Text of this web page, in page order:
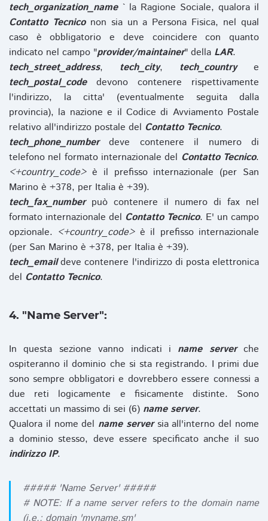
tech_organization_name` la Ragione Sociale, qualora il
Contatto Tecniconon sia un a Persona Fisica, nel qual
caso è obbligatorio e deve coincidere con quanto
indicato nel campo "provider/maintainer" della LAR.
tech_street_address, tech_city, tech_countrye
tech_postal_codedevono contenere rispettivamente
l'indirizzo, la citta' (eventualmente seguita dalla
provincia), la nazione e il Codice di Avviamento Postale
relativo all'indirizzo postale del Contatto Tecnico.
tech_phone_numberdeve contenere il numero di
telefono nel formato internazionale del Contatto Tecnico.
<+country_code>è il prefisso internazionale (per San
Marino è +378, per Italia è +39).
tech_fax_numberpuò contenere il numero di fax nel
formato internazionale del Contatto Tecnico. E' un campo
opzionale. <+country_code>è il prefisso internazionale
(per San Marino è +378, per Italia è +39).
tech_emaildeve contenere l'indirizzo di posta elettronica
del Contatto Tecnico.
4. "Name Server":
In questa sezione vanno indicati i name serverche
ospiteranno il dominio che si sta registrando. I primi due
sono sempre obbligatori e dovrebbero essere connessi a
due reti logicamente e fisicamente distinte. Sono
accettati un massimo di sei (6) name server.
Qualora il nome del name serversia all'interno del nome
a dominio stesso, deve essere specificato anche il suo
indirizzo IP.
##### 'Name Server' #####
# NOTE: If a name server refers to the domain name